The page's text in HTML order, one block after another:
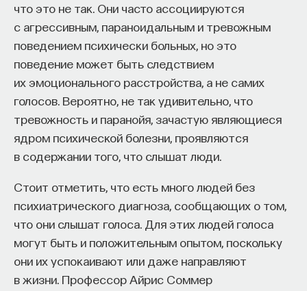
что это не так. Они часто ассоциируются
с агрессивным, параноидальным и тревожным
поведением психически больных, но это
поведение может быть следствием
их эмоционального расстройства, а не самих
голосов. Вероятно, не так удивительно, что
тревожность и паранойя, зачастую являющиеся
ядром психической болезни, проявляются
в содержании того, что слышат люди.
Стоит отметить, что есть много людей без
психиатрического диагноза, сообщающих о том,
что они слышат голоса. Для этих людей голоса
могут быть и положительным опытом, поскольку
они их успокаивают или даже направляют
в жизни. Профессор Айрис Соммер
НАПИСАТЬ НАМ
издательского дома "ПостНаука", религиовед
Ульяна Раведовская